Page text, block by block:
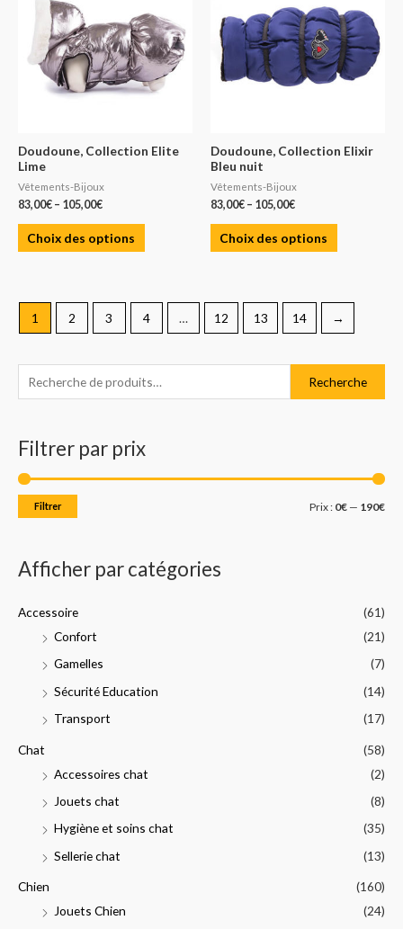
e
h
e
r
c
e
o
Recherche
Filtrer par prix
r
m
i
r
m
a
Filtrer Prix : 0€ — 190€
Afficher par catégories
Accessoire
(61)
Confort
(21)
Gamelles
(7)
Sécurité Education
(14)
Transport
(17)
Chat
(58)
Accessoires chat
(2)
Jouets chat
(8)
Hygiène et soins chat
(35)
Sellerie chat
(13)
Chien
(160)
Jouets Chien
(24)
Doudoune, Collection Elite
Lime
Vêtements-Bijoux
83,00€ – 105,00€
Choix des options
Doudoune, Collection Elixir
Bleu nuit
Vêtements-Bijoux
83,00€ – 105,00€
Choix des options
1 2 3 4 … 12 13 14 →